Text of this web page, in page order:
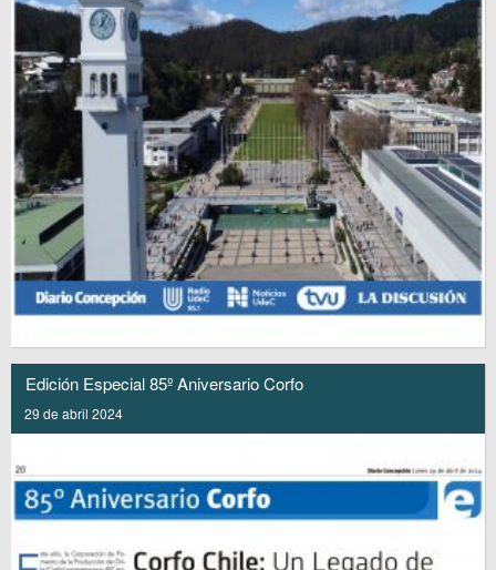
Edición Especial 85º Aniversario Corfo
29 de abril 2024